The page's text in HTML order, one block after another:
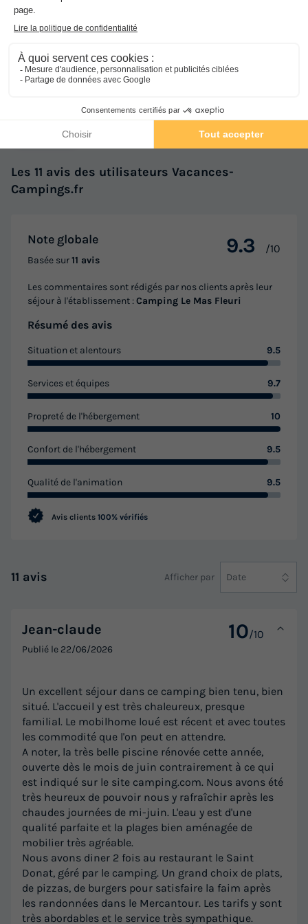
Avis clients
Avis clients
Les 11 avis des utilisateurs Vacances-
Campings.fr
Note globale
Basée sur11 avis
9.3 /10
Les commentaires sont rédigés par nos clients après leur
séjour à l'établissement :Camping Le Mas Fleuri
Résumé des avis
Situation et alentours 9.5
Services et équipes 9.7
Propreté de l'hébergement 10
Confort de l'hébergement 9.5
Qualité de l'animation 9.5
Avis clients 100% vérifiés
11 avis Afficher par Date
Jean-claude 10/10
Publié le 22/06/2026
Un excellent séjour dans ce camping bien tenu, bien
situé. L'accueil y est très chaleureux, presque
familial. Le mobilhome loué est récent et avec toutes
les commodité que l'on peut en attendre.
A noter, la très belle piscine rénovée cette année,
ouverte dès le mois de juin contrairement à ce qui
est indiqué sur le site camping.com. Nous avons été
très heureux de pouvoir nous y rafraîchir après les
chaudes journées de mi-juin. L'eau y est d'une
qualité parfaite et la plages bien aménagée de
mobilier très agréable.
Nous avons diner 2 fois au restaurant le Saint
Donat, géré par le camping. Un grand choix de plats,
de pizzas, de burgers pour satisfaire la faim après
les randonnées dans le Mercantour. Les tarifs y sont
très abordables et le service très sympathique.